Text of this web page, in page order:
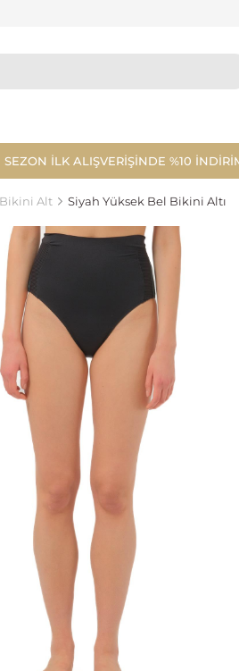
İLK ALIŞVERİŞİNDE %10
Bikini Alt Siyah Yüksek Bel Bikini Altı